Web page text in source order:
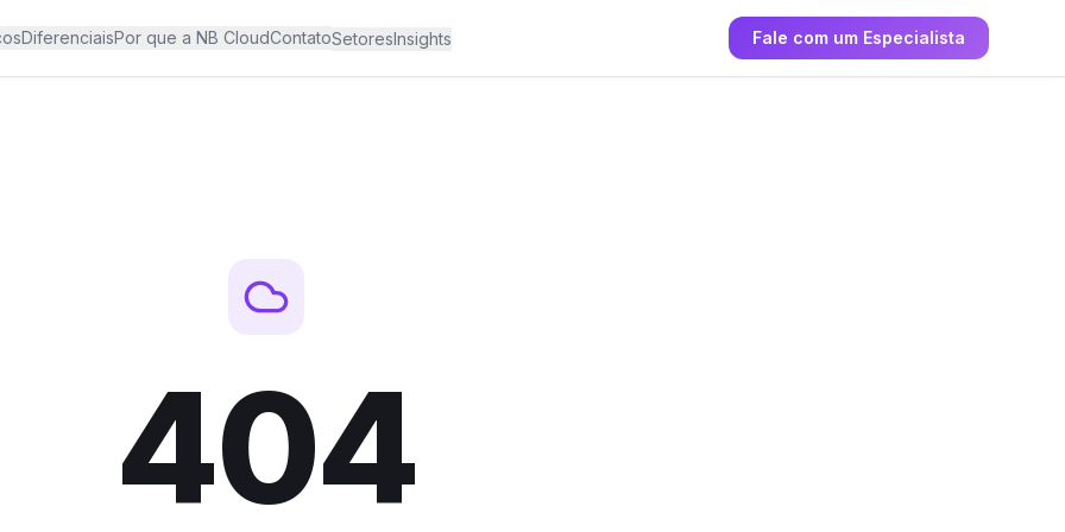
DiferenciaisPor que a NB CloudContatoSetoresInsights Fale com um Especialista
404